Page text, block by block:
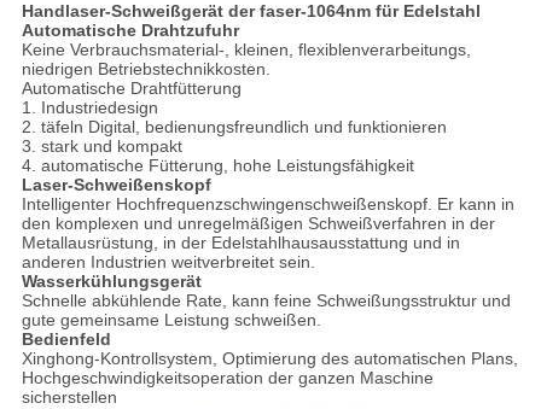
Handlaser-Schweißgerät der faser-1064nm für Edelstahl
Automatische Drahtzufuhr
Keine Verbrauchsmaterial-, kleinen, flexiblenverarbeitungs,
niedrigen Betriebstechnikkosten.
Automatische Drahtfütterung
1. Industriedesign
2. täfeln Digital, bedienungsfreundlich und funktionieren
3. stark und kompakt
4. automatische Fütterung, hohe Leistungsfähigkeit
Laser-Schweißenskopf
Intelligenter Hochfrequenzschwingenschweißenskopf. Er kann in
den komplexen und unregelmäßigen Schweißverfahren in der
Metallausrüstung, in der Edelstahlhausausstattung und in
anderen Industrien weitverbreitet sein.
Wasserkühlungsgerät
Schnelle abkühlende Rate, kann feine Schweißungsstruktur und
gute gemeinsame Leistung schweißen.
Bedienfeld
Xinghong-Kontrollsystem, Optimierung des automatischen Plans,
Hochgeschwindigkeitsoperation der ganzen Maschine
sicherstellen